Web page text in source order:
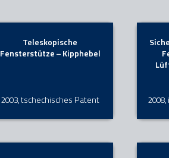
Teleskopische
Fensterstütze – Kipphebel
2003, tschechisches Patent